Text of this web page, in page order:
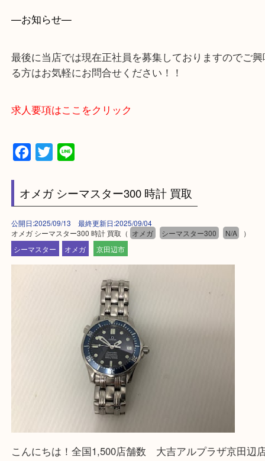
買取専門店 大吉 アル・プラザ京田辺店にお願いし
た。と思ってもらえるよう一点一点を丁寧に査定さ
だきます。
—お知らせ—
最後に当店では現在正社員を募集しておりますの
る方はお気軽にお問合せください！！
求人要項はここをクリック
Facebook
Twitter
Line
オメガ シーマスター300 時計 買取